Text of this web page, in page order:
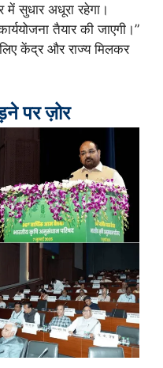
में सुधार अधूरा रहेगा।
तैयार की जाएगी।”
केंद्र और राज्य मिलकर
पर ज़ोर